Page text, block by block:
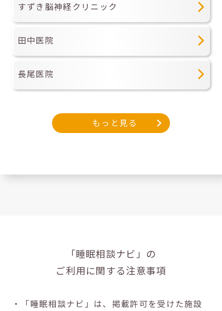
すずき脳神経クリニック
田中医院
長尾医院
もっと見る
「睡眠相談ナビ」の
ご利用に関する注意事項
・「睡眠相談ナビ」は、掲載許可を受けた施設